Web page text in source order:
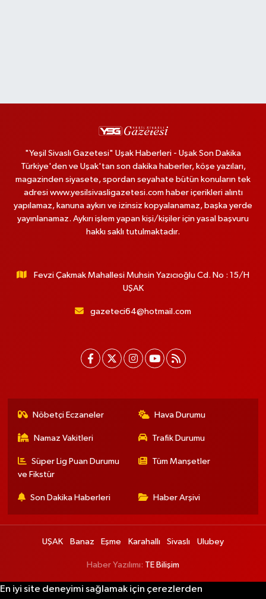
"Yeşil Sivaslı Gazetesi" Uşak Haberleri - Uşak Son Dakika
Türkiye'den ve Uşak'tan son dakika haberler, köşe yazıları,
magazinden siyasete, spordan seyahate bütün konuların tek
adresi www.yesilsivasligazetesi.com haber içerikleri alıntı
yapılamaz, kanuna aykırı ve izinsiz kopyalanamaz, başka yerde
yayınlanamaz. Aykırı işlem yapan kişi/kişiler için yasal başvuru
hakkı saklı tutulmaktadır.
Fevzi Çakmak Mahallesi Muhsin Yazıcıoğlu Cd. No : 15/H
UŞAK
gazeteci64@hotmail.com
Nöbetçi Eczaneler Hava Durumu
Namaz Vakitleri Trafik Durumu
Süper Lig Puan Durumu
ve Fikstür
Tüm Manşetler
Son Dakika Haberleri Haber Arşivi
UŞAK Banaz Eşme Karahallı Sivaslı Ulubey
Haber Yazılımı: TE Bilişim
En iyi site deneyimi sağlamak için çerezlerden